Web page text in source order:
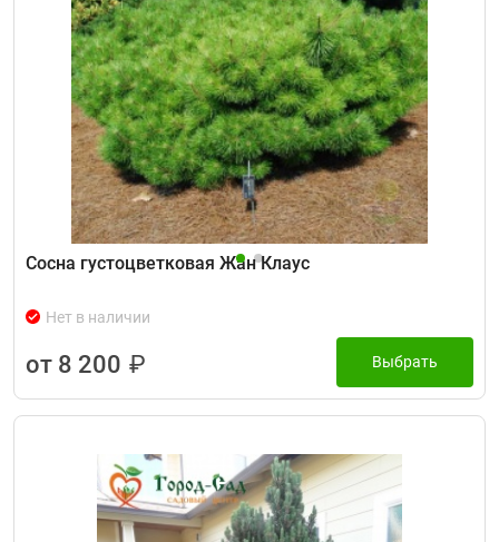
Сосна густоцветковая Жан Клаус
Нет в наличии
от 8 200 ₽ Выбрать